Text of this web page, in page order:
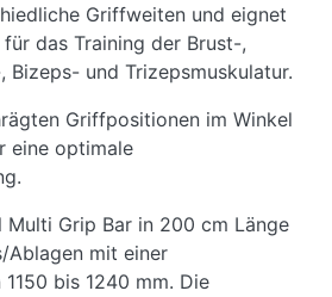
Griffweiten und eignet
das Training der Brust-,
Bizeps- und Trizepsmuskulatur.
Griffpositionen im Winkel
eine optimale
Multi Grip Bar in 200 cm Länge
Ablagen mit einer
bis 1240 mm. Die